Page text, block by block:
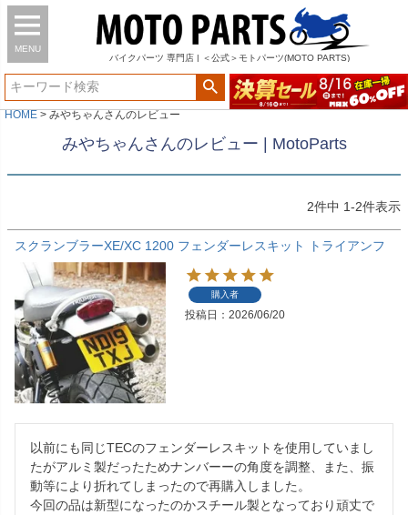
MENU
バイク パーツ 専門店 | ＜公式＞モトパーツ(MOTO PARTS)
HOME みやちゃんさんのレビュー
みやちゃんさんのレビュー | MotoParts
2件中 1-2件表示
スクランブラーXE/XC 1200 フェンダーレスキット トライアンフ
TEC
購入者
投稿日 2026/06/20
以前にも同じTECのフェンダーレスキットを使用していまし
たがアルミ製だったためナンバーーの角度を調整、また、振
動等により折れてしまったので再購入しました。
今回の品は新型になったのかスチール製となっており頑丈で